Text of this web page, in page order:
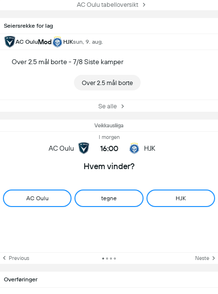
AC Oulu tabelloversikt
Seiersrekke for lag
AC OuluMod HJKsun, 9. aug.
Over 2.5 mål borte - 7/8 Siste kamper
Over 2.5 mål borte
Se alle
Veikkausliiga
AC Oulu
I morgen
16:00 HJK
Hvem vinder?
AC Oulu tegne HJK
Previous Neste
Overføringer